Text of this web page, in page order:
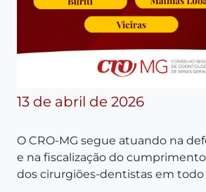
13 de abril de 2026
O CRO-MG segue atuando na
e na fiscalização do
dos cirurgiões-dentistas em todo